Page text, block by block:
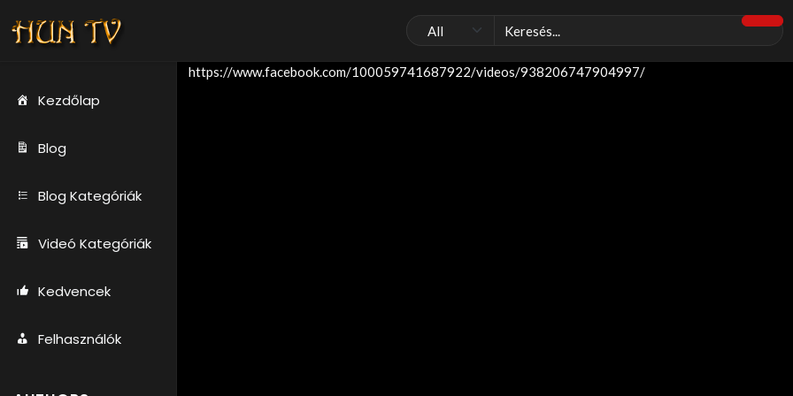
Kezdőlap
Blog
Blog Kategóriák
Videó Kategóriák
Kedvencek
Felhasználók
https://www.facebook.com/100059741687922/videos/938206747904997/